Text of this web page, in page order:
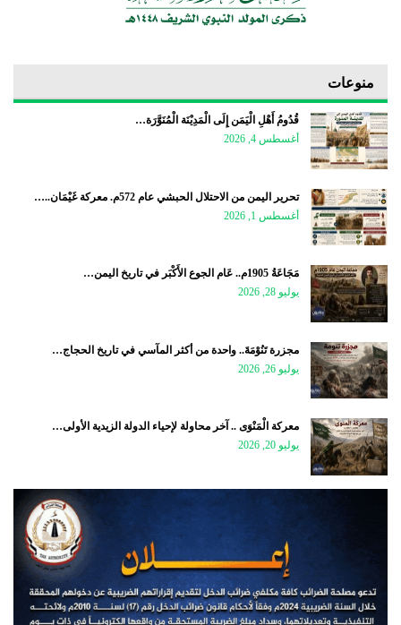
منوعات
قُدُومُ أَهْلِ الْيَمَن إِلَى الْمَدِيْنَة الْمُنَوَّرَة…
أغسطس 4, 2026
تحرير اليمن من الاحتلال الحبشي عام 572م. معركة غَيْمَان..…
أغسطس 1, 2026
مَجَاعَةُ 1905م.. عَام الجوع الأَكْبَر في تاريخ اليمن…
يوليو 28, 2026
مجزرة تَنُوْمَةَ.. واحدة من أكثر المآسي في تاريخ الحجاج…
يوليو 26, 2026
معركة الْمَنْوَى .. آخر محاولة لإحياء الدولة الزيدية الأولى…
يوليو 20, 2026